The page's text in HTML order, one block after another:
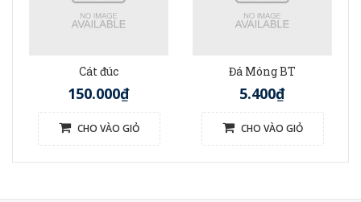
Cát đúc
150.000₫
CHO VÀO GIỎ
Đá Móng BT
5.400₫
CHO VÀO GIỎ